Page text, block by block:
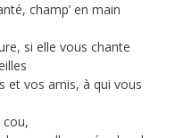
champ’ en main
si elle vous chante
et vos amis, à qui vous
cou,